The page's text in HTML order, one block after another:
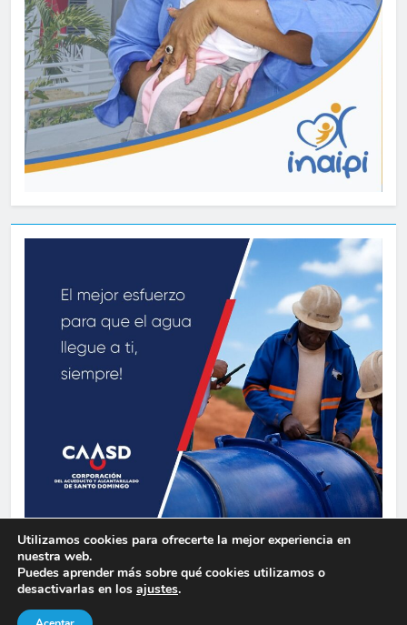
Siglo Informativo 2026. Funciona gracias a
Utilizamos cookies para ofrecerte la mejor experiencia en
nuestra web.
Puedes aprender más sobre qué cookies utilizamos o
desactivarlas en los ajustes.